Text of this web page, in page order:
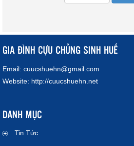
GIA ĐÌNH CỰU CHỦNG SINH HUẾ
Email: cuucshuehn@gmail.com
Website: http://cuucshuehn.net
DANH MỤC
Tin Tức